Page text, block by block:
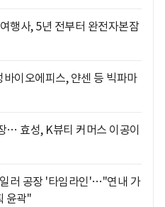
행사, 5년 전부터 완전자본잠
이오에피스, 얀센 등 빅파마
… 효성, K뷰티 커머스 이공이
러 공장 '타임라인'…"연내 가
윤곽"